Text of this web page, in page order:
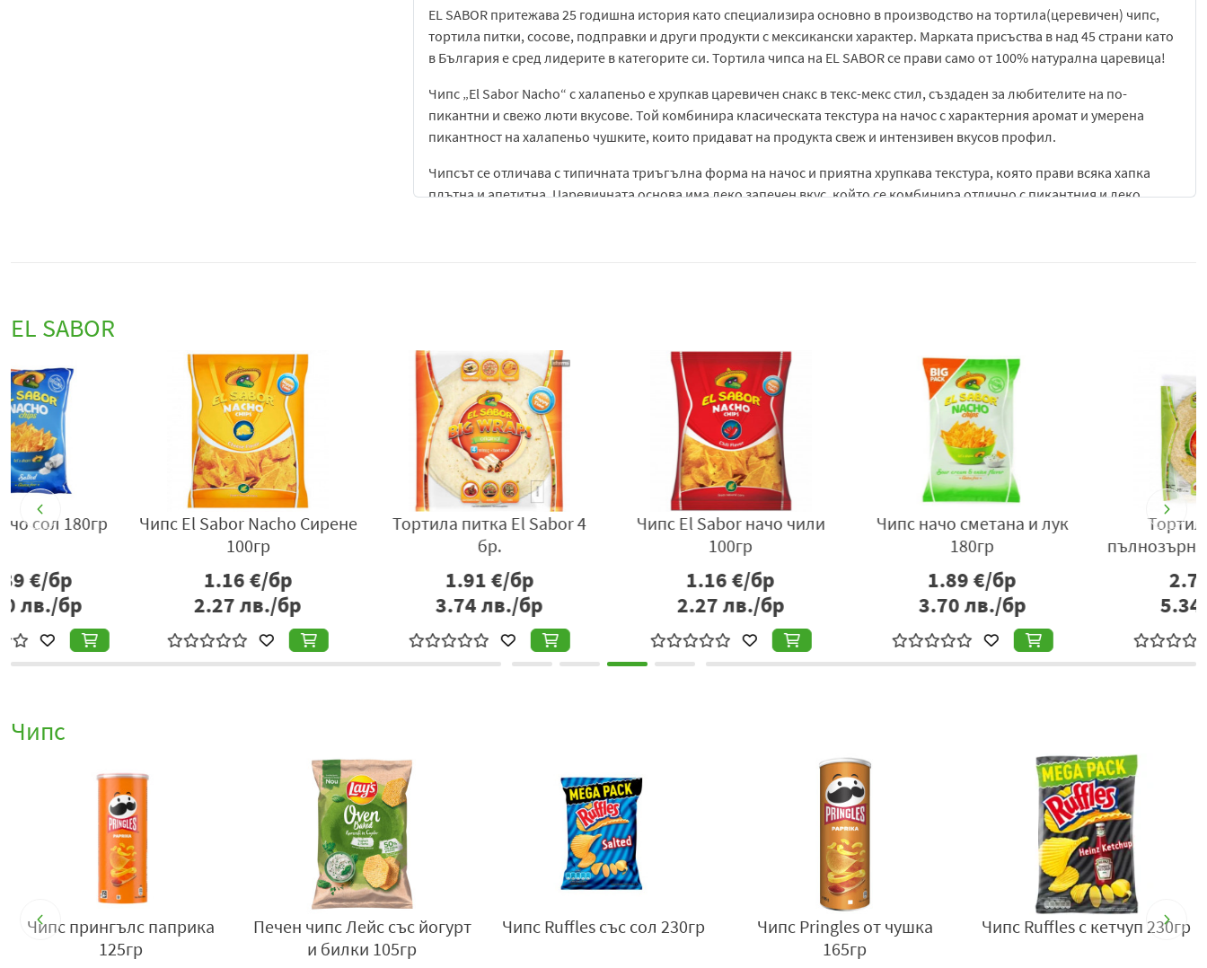
EL SABOR притежава 25 годишна история като специализира основно в производство на тортила(церевичен) чипс,
тортила питки, сосове, подправки и други продукти с мексикански характер. Марката присъства в над 45 страни като
в България е сред лидерите в категорите си. Тортила чипса на EL SABOR се прави само от 100% натурална царевица!
Чипс „El Sabor Nacho“ с халапеньо е хрупкав царевичен снакс в текс-мекс стил, създаден за любителите на по-
пикантни и свежо люти вкусове. Той комбинира класическата текстура на начос с характерния аромат и умерена
пикантност на халапеньо чушките, които придават на продукта свеж и интензивен вкусов профил.
Чипсът се отличава с типичната триъгълна форма на начос и приятна хрупкава текстура, която прави всяка хапка
плътна и апетитна. Царевичната основа има леко запечен вкус, който се комбинира отлично с пикантния и леко
Чипс „El Sabor Nacho“ с халапеньо е подходящ за директна консумация, както и за комбиниране с различни сосове и
дипове. Съчетава се отлично със салса, гуакамоле, сиренени сосове и
дипове, които допълват и балансират
пикантния му характер. Подходящ е за партита, филмови вечери, споделени плата или като акцент към различни
текс-мекс рецепти.
Съчетавайки царевична хрупкавост и свежа пикантност от халапеньо, този начос чипс предлага динамично и
наситено вкусово изживяване с характерен текс-мекс стил и приятна лютива нотка.
Производител: EL SABOR MEXICAN FOODS S.A, Гърция, тел: +30 22620 31020/+30 22620 31188/+30 22620 31333,
www.elsabor.gr
Дистрибутор: Амперел ООД, гр. София, бул. Братя Бъкстон №40, ет. 8; тел: 02/8182665, e-mail:
www.amperel.net .
EL SABOR
Чипс El Sabor Nacho Сирене
2.27
Тортила питка El Sabor 4
Чипс El Sabor начо чили
Чипс начо сметана и лук
Тортили El Sabor
пълнозърнеста 8 бр./360гр
Чипс
Чипс Doritos барбекю 90гр
Чипс тортила Takis Blue
Heat 55гр
Чипс Chio Intense Кетчуп
Чипс тортила Takis Fuego
55гр
Прингълс футбол картофи